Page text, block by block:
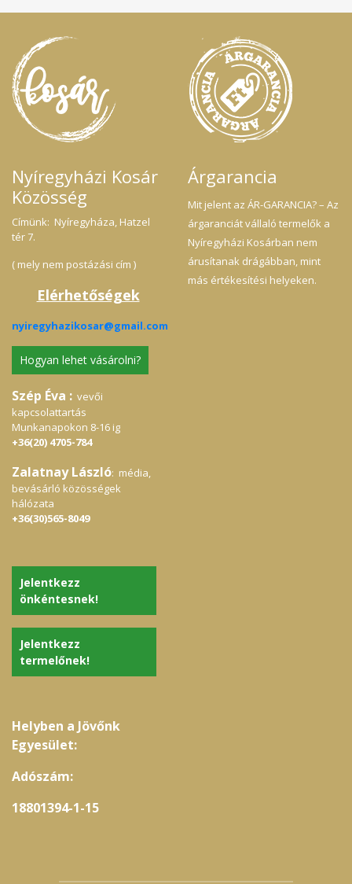
Nyíregyházi Kosár
Közösség
Címünk: Nyíregyháza, Hatzel
tér 7.
( mely nem postázási cím )
Elérhetőségek
nyiregyhazikosar@gmail.com
Hogyan lehet vásárolni?
Szép Éva : vevői
kapcsolattartás
Munkanapokon 8-16 ig
+36(20) 4705-784
Zalatnay László: média,
bevásárló közösségek
hálózata
+36(30)565-8049
Jelentkezz
önkéntesnek!
Jelentkezz
termelőnek!
Helyben a Jövőnk
Egyesület:
Adószám:
18801394-1-15
Árgarancia
Mit jelent az ÁR-GARANCIA? – Az
árgaranciát vállaló termelők a
Nyíregyházi Kosárban nem
árusítanak drágábban, mint
más értékesítési helyeken.